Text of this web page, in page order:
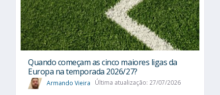
Quando começam as cinco maiores ligas da
Europa na temporada 2026/27?
Armando Vieira Última atualização: 27/07/2026